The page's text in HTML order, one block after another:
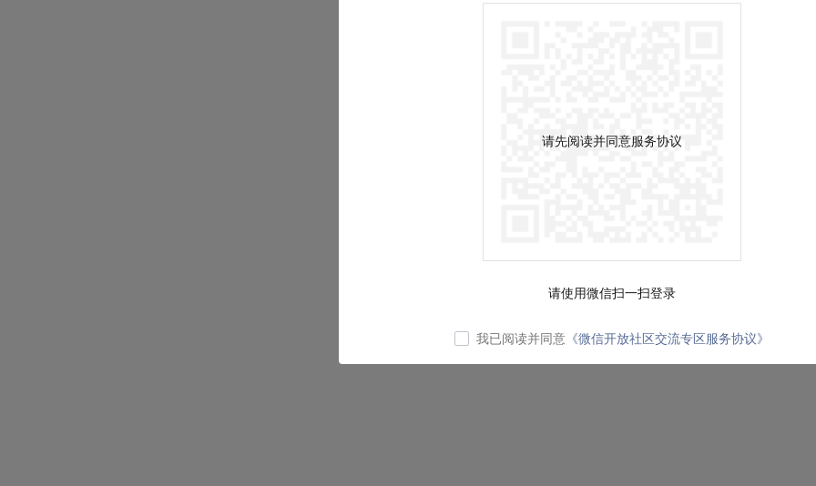
请先阅读并同意服务协议
请使用微信扫一扫登录
我已阅读并同意 《微信开放社区交流专区服务协议》